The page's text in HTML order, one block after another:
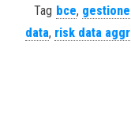
Tag bce,
data, risk data